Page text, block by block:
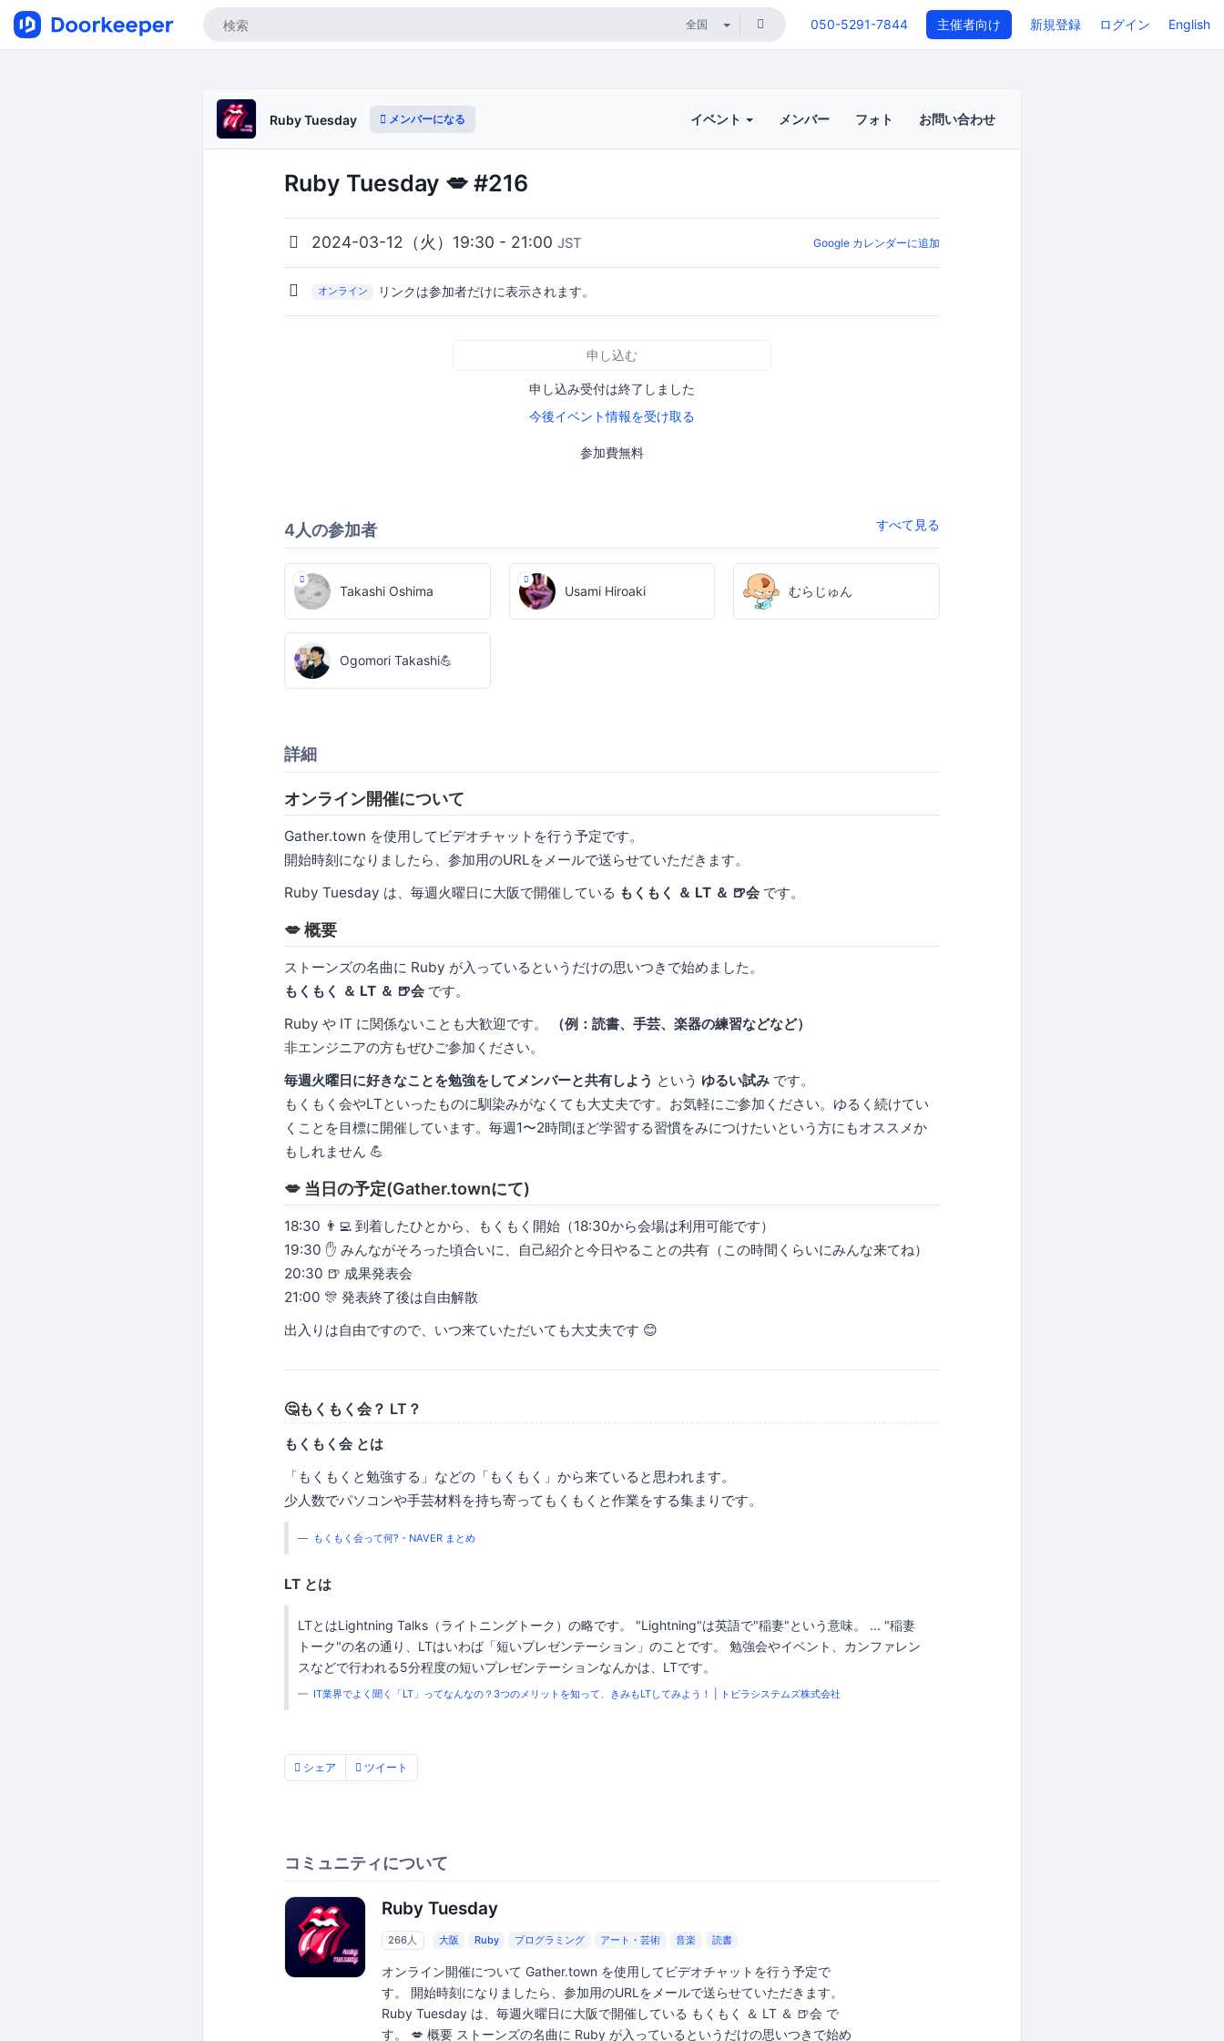
050-5291-7844 主催者向け 新規登録 ログイン English
Ruby Tuesday メンバーになる イベント メンバー フォト お問い合わせ
Ruby Tuesday 💋 #216
2024-03-12（火）19:30 - 21:00 JST Google カレンダーに追加
オンライン リンクは参加者だけに表示されます。
申し込む
申し込み受付は終了しました
今後イベント情報を受け取る
参加費無料
4人の参加者 すべて見る
Takashi Oshima Usami Hiroaki むらじゅん
Ogomori Takashi💪
詳細
オンライン開催について
Gather.town を使用してビデオチャットを行う予定です。
開始時刻になりましたら、参加用のURLをメールで送らせていただきます。
Ruby Tuesday は、毎週火曜日に大阪で開催している もくもく ＆ LT ＆ 🍺会 です。
💋 概要
ストーンズの名曲に Ruby が入っているというだけの思いつきで始めました。
もくもく ＆ LT ＆ 🍺会 です。
Ruby や IT に関係ないことも大歓迎です。
（例：読書、手芸、楽器の練習などなど）
非エンジニアの方もぜひご参加ください。
毎週火曜日に好きなことを勉強をしてメンバーと共有しよう という ゆるい試み です。
もくもく会やLTといったものに馴染みがなくても大丈夫です。お気軽にご参加ください。ゆるく続けてい
くことを目標に開催しています。毎週1〜2時間ほど学習する習慣をみにつけたいという方にもオススメか
もしれません 💪
💋 当日の予定(Gather.townにて)
18:30 👨‍💻 到着したひとから、もくもく開始（18:30から会場は利用可能です）
19:30 ✋ みんながそろった頃合いに、自己紹介と今日やることの共有（この時間くらいにみんな来てね）
20:30 🍺 成果発表会
21:00 🎊 発表終了後は自由解散
出入りは自由ですので、いつ来ていただいても大丈夫です 😊
🤔もくもく会？ LT？
もくもく会 とは
「もくもくと勉強する」などの「もくもく」から来ていると思われます。
少人数でパソコンや手芸材料を持ち寄ってもくもくと作業をする集まりです。
もくもく会って何? - NAVER まとめ
LT とは
LTとはLightning Talks（ライトニングトーク）の略です。 "Lightning"は英語で"稲妻"という意味。 ... "稲妻
トーク"の名の通り、LTはいわば「短いプレゼンテーション」のことです。 勉強会やイベント、カンファレン
スなどで行われる5分程度の短いプレゼンテーションなんかは、LTです。
IT業界でよく聞く「LT」ってなんなの？3つのメリットを知って、きみもLTしてみよう！ | トビラシステムズ株式会社
シェア ツイート
コミュニティについて
Ruby Tuesday
266人 大阪 Ruby プログラミング アート・芸術 音楽 読書
オンライン開催について Gather.town を使用してビデオチャットを行う予定で
す。 開始時刻になりましたら、参加用のURLをメールで送らせていただきます。
Ruby Tuesday は、毎週火曜日に大阪で開催している もくもく ＆ LT ＆ 🍺会 で
す。 💋 概要 ストーンズの名曲に Ruby が入っているというだけの思いつきで始め